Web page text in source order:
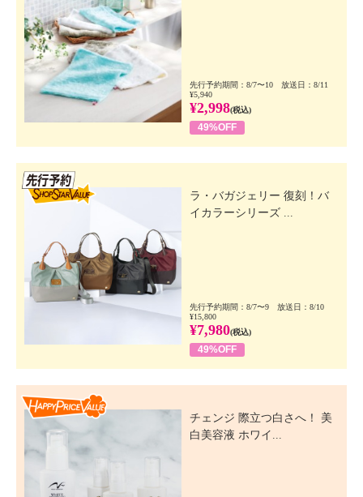
先行予約期間：8/7〜10 放送日：8/11
¥5,940
¥2,998(税込)
49%OFF
ラ・バガジェリー 復刻！バ
イカラーシリーズ ...
先行予約期間：8/7〜9 放送日：8/10
¥15,800
¥7,980(税込)
49%OFF
チェンジ 際立つ白さへ！ 美
白美容液 ホワイ...